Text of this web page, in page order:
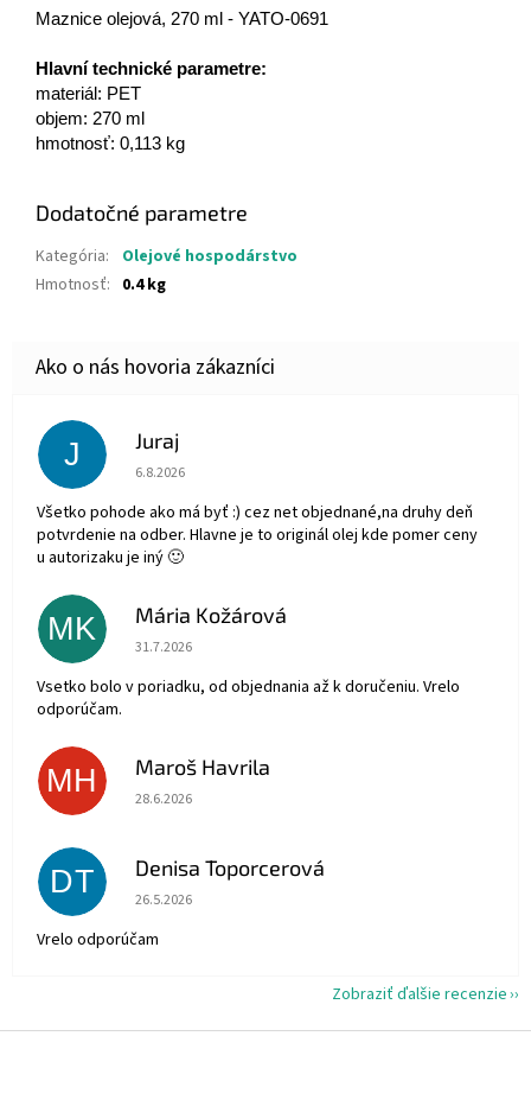
Maznice olejová, 270 ml - YATO-0691
Hlavní technické parametre:
materiál: PET
objem: 270 ml
hmotnosť: 0,113 kg
Dodatočné parametre
Kategória:
Olejové hospodárstvo
Hmotnosť: 0.4 kg
J Juraj
Hodnotenie obchodu je 5 z 5 hviezdičiek.
6.8.2026
Všetko pohode ako má byť :) cez net objednané,na druhy deň
potvrdenie na odber. Hlavne je to originál olej kde pomer ceny
u autorizaku je iný 🙂
MK Mária Kožárová
Hodnotenie obchodu je 5 z 5 hviezdičiek.
31.7.2026
Vsetko bolo v poriadku, od objednania až k doručeniu. Vrelo
odporúčam.
MH Maroš Havrila
Hodnotenie obchodu je 5 z 5 hviezdičiek.
28.6.2026
DT Denisa Toporcerová
Hodnotenie obchodu je 5 z 5 hviezdičiek.
26.5.2026
Vrelo odporúčam
Zobraziť ďalšie recenzie